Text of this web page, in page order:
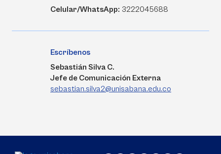
Celular/WhatsApp: 3222045688
Escríbenos
Sebastián Silva C.
Jefe de Comunicación Externa
sebastian.silva2@unisabana.edu.co